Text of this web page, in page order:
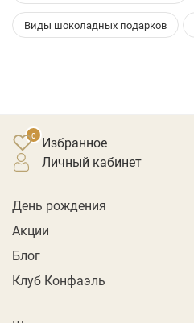
Виды шоколадных подарков
Избранное
личный кабинет
День рождения
Акции
Блог
Клуб Конфаэль